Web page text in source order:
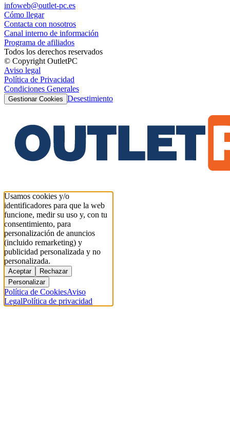
infoweb@outlet-pc.es
Cómo llegar
Contacta con nosotros
Canal interno de información
Programa de afiliados
Todos los derechos reservados
© Copyright OutletPC
Aviso legal
Política de Privacidad
Condiciones Generales
Gestionar Cookies Desestimiento
Usamos cookies y/o
identificadores para que la web
funcione, medir su uso y, con tu
consentimiento, para
personalización de anuncios
(incluido remarketing) y
publicidad personalizada y no
personalizada.
Aceptar
Rechazar
Personalizar
Política de CookiesAviso
LegalPolítica de privacidad